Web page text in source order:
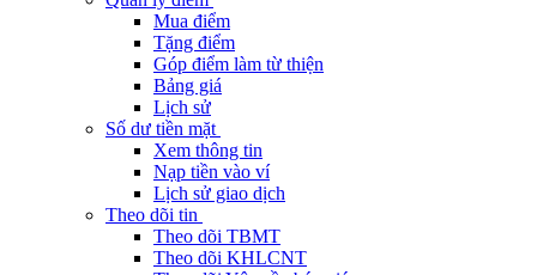
Mua điểm
Tặng điểm
Góp điểm làm từ thiện
Bảng giá
Lịch sử
Số dư tiền mặt
Xem thông tin
Nạp tiền vào ví
Lịch sử giao dịch
Theo dõi tin
Theo dõi TBMT
Theo dõi KHLCNT